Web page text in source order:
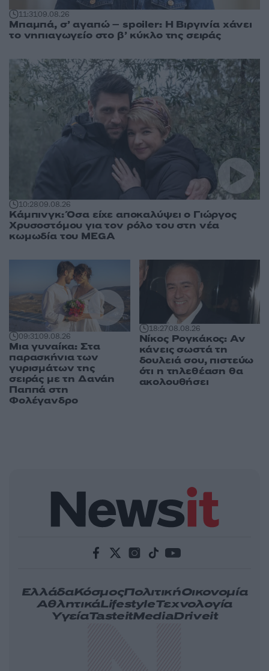
11:3109.08.26
Μπαμπά, σ’ αγαπώ – spoiler: Η Βιργινία χάνει
το νηπιαγωγείο στο β’ κύκλο της σειράς
10:2809.08.26
Κάμπινγκ: Όσα είχε αποκαλύψει ο Γιώργος
Χρυσοστόμου για τον ρόλο του στη νέα
κωμωδία του MEGA
09:3109.08.26
Μια γυναίκα: Στα
παρασκήνια των
γυρισμάτων της
σειράς με τη Δανάη
Παππά στη
Φολέγανδρο
18:2708.08.26
Νίκος Ρογκάκος: Αν
κάνεις σωστά τη
δουλειά σου, πιστεύω
ότι η τηλεθέαση θα
ακολουθήσει
ΕλλάδαΚόσμοςΠολιτικήΟικονομία
ΑθλητικάLifestyleΤεχνολογία
ΥγείαTasteitMediaDriveit